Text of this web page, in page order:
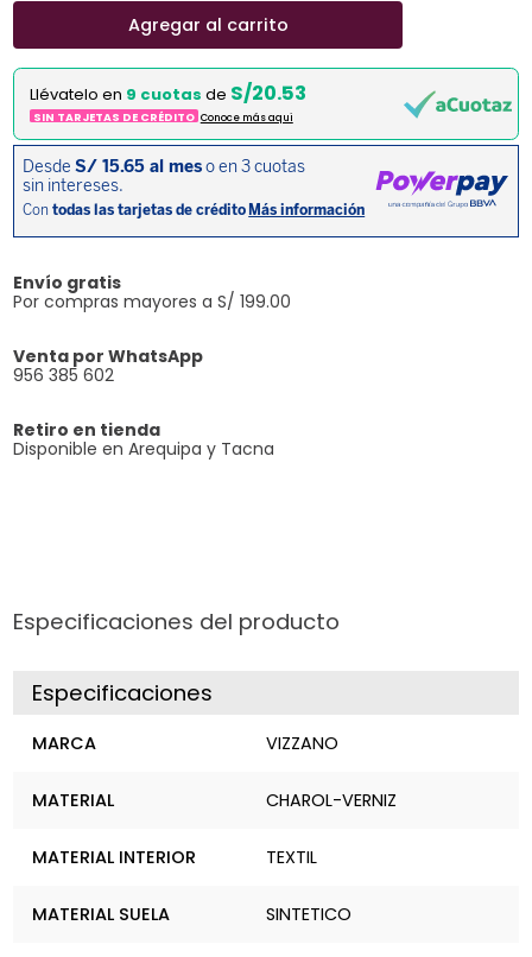
Agregar al carrito
Llévatelo en 9 cuotas de S/20.53
SIN TARJETAS DE CRÉDITO Conoce más aqui
Envío gratis
Por compras mayores a S/ 199.00
Venta por WhatsApp
956 385 602
Retiro en tienda
Disponible en Arequipa y Tacna
Especificaciones del producto
Especificaciones
MARCA VIZZANO
MATERIAL CHAROL-VERNIZ
MATERIAL INTERIOR TEXTIL
MATERIAL SUELA SINTETICO